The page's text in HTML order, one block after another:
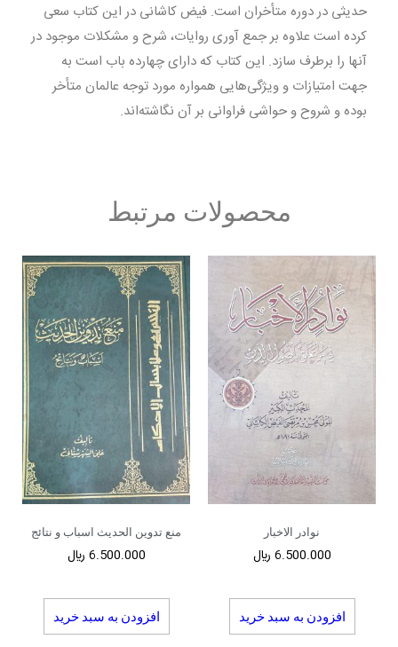
حدیثی در دوره متأخران است. فیض کاشانی در این کتاب سعی
کرده است علاوه بر جمع آوری روایات، شرح و مشکلات موجود در
آنها را برطرف سازد. این کتاب که دارای چهارده باب است به
جهت امتیازات و ویژگی‌هایی همواره مورد توجه عالمان متأخر
بوده و شروح و حواشی فراوانی بر آن نگاشته‌اند.
محصولات مرتبط
نوادر الاخبار
6.500.000 ﷼
افزودن به سبد خرید
منع تدوین الحدیث اسباب و نتائج
6.500.000 ﷼
افزودن به سبد خرید